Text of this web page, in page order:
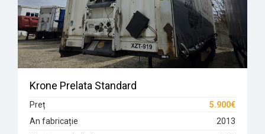
Krone Prelata Standard
Preț
5.900€
An fabricație
2013